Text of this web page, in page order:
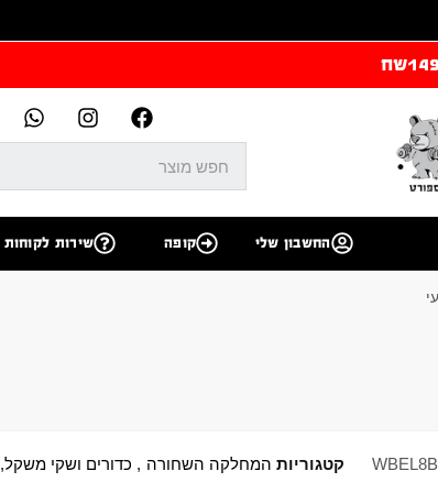
החשבון שלי קופה שירות לקוחות
WBEL8B קטגוריות המחלקה השחורה , כדורים ושקי משקל,